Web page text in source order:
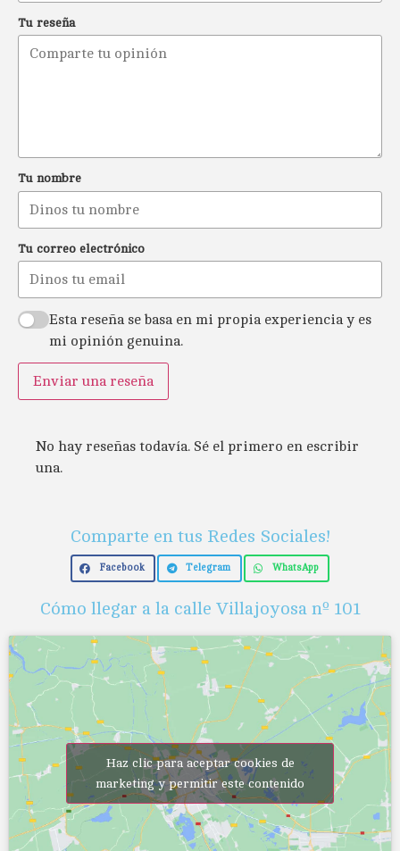
Tu reseña
Tu nombre
Tu correo electrónico
Esta reseña se basa en mi propia experiencia y es
mi opinión genuina.
Enviar una reseña
No hay reseñas todavía. Sé el primero en escribir
una.
Comparte en tus Redes Sociales!
Facebook Telegram WhatsApp
Cómo llegar a la calle Villajoyosa nº 101
Haz clic para aceptar cookies de
marketing y permitir este contenido